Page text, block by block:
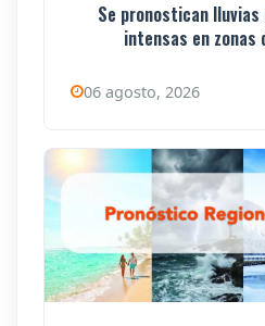
Se pronostican
intensas en zonas
06 agosto, 2026